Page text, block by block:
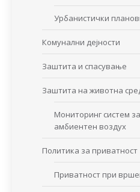
Урбанистички
Комунални дејности
Заштита и спасување
Заштита на животна
Мониторинг систем
амбиентен воздух
Политика за приватност
Приватност при